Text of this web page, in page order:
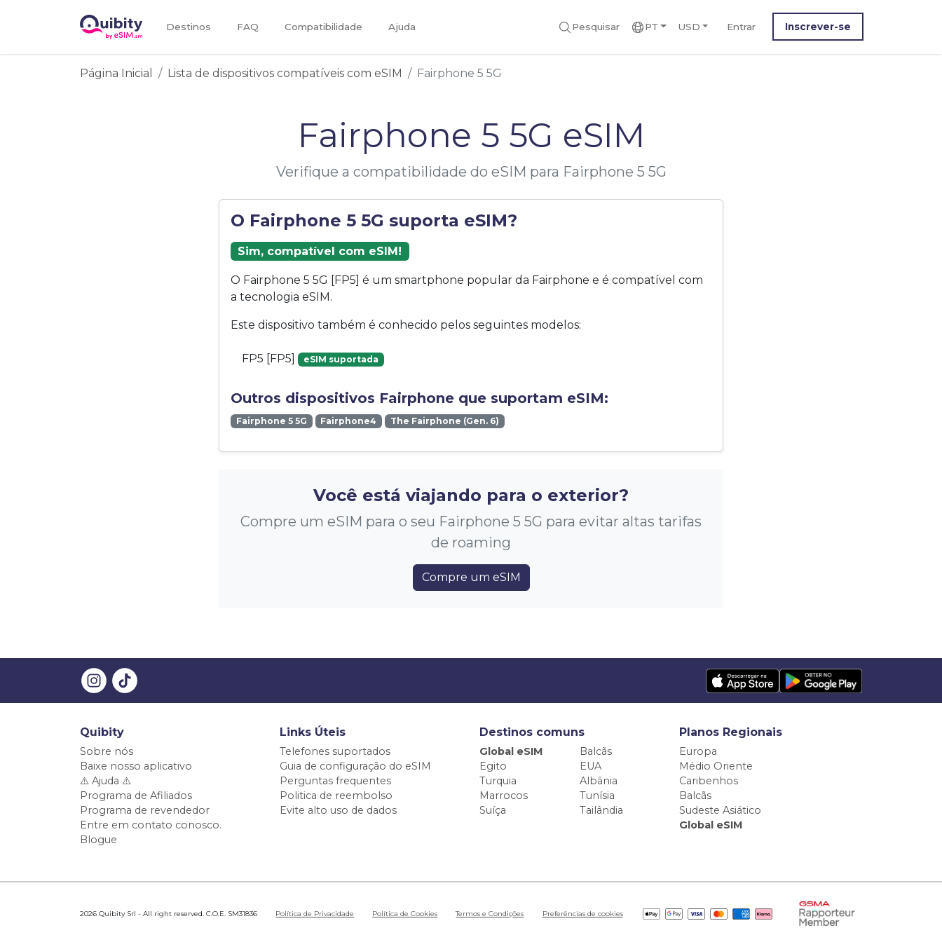
Destinos FAQ Compatibilidade Ajuda Pesquisar PT USD Entrar Inscrever-se
Página Inicial Lista de dispositivos compatíveis com eSIM Fairphone 5 5G
Fairphone 5 5G eSIM
Verifique a compatibilidade do eSIM para Fairphone 5 5G
O Fairphone 5 5G suporta eSIM?
Sim, compatível com eSIM!
O Fairphone 5 5G [FP5] é um smartphone popular da Fairphone e é compatível com
a tecnologia eSIM.
Este dispositivo também é conhecido pelos seguintes modelos:
FP5 [FP5] eSIM suportada
Outros dispositivos Fairphone que suportam eSIM:
Fairphone 5 5G Fairphone4 The Fairphone (Gen. 6)
Você está viajando para o exterior?
Compre um eSIM para o seu Fairphone 5 5G para evitar altas tarifas
de roaming
Compre um eSIM
Quibity
Sobre nós
Baixe nosso aplicativo
⚠️ Ajuda ⚠️
Programa de Afiliados
Programa de revendedor
Entre em contato conosco.
Blogue
Links Úteis
Telefones suportados
Guia de configuração do eSIM
Perguntas frequentes
Politica de reembolso
Evite alto uso de dados
Destinos comuns
Global eSIM
Balcãs
Egito
EUA
Turquia
Albânia
Marrocos
Tunísia
Suíça
Tailândia
Planos Regionais
Europa
Médio Oriente
Caribenhos
Balcãs
Sudeste Asiático
Global eSIM
2026 Quibity Srl - All right reserved. C.O.E. SM31836 Política de Privacidade Política de Cookies Termos e Condições Preferências de cookies